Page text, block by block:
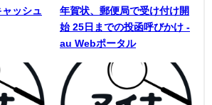
ッシュ
年賀状、郵便局で受け付け開
始 25日までの投函呼びかけ -
au Webポータル